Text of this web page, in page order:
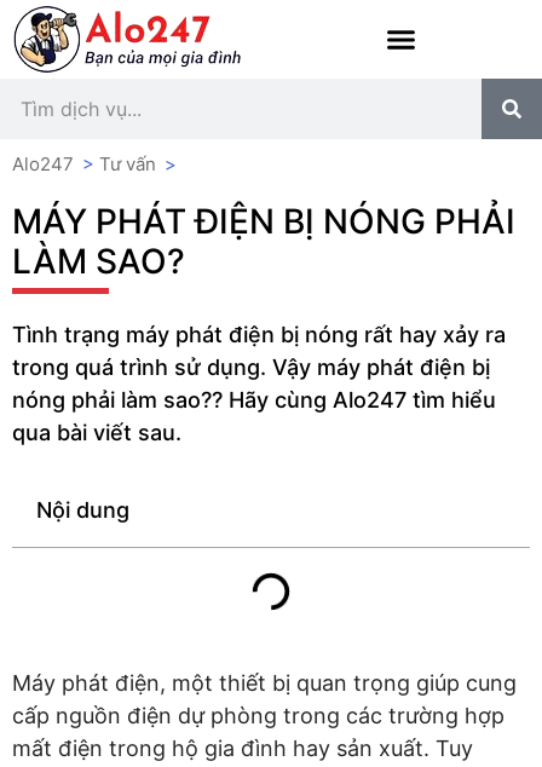
Alo247 > Tư vấn >
MÁY PHÁT ĐIỆN BỊ NÓNG PHẢI
LÀM SAO?
Tình trạng máy phát điện bị nóng rất hay xảy ra
trong quá trình sử dụng. Vậy máy phát điện bị
nóng phải làm sao?? Hãy cùng Alo247 tìm hiểu
qua bài viết sau.
Nội dung
Máy phát điện, một thiết bị quan trọng giúp cung
cấp nguồn điện dự phòng trong các trường hợp
mất điện trong hộ gia đình hay sản xuất. Tuy